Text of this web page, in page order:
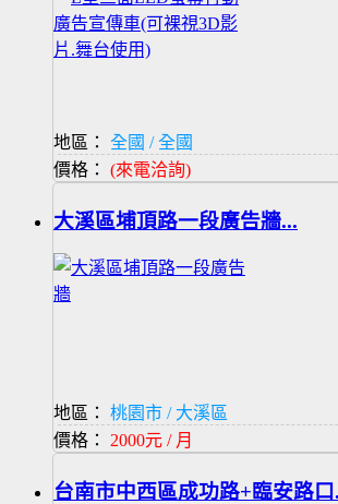
地區：
全國 / 全國
價格： (來電洽詢)
大溪區埔頂路一段廣告牆...
地區：
桃園市 / 大溪區
價格： 2000元 / 月
台南市中西區成功路+臨安路口